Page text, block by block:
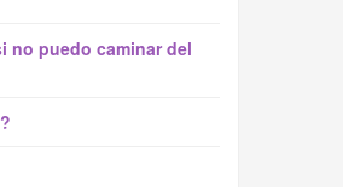
no puedo caminar del